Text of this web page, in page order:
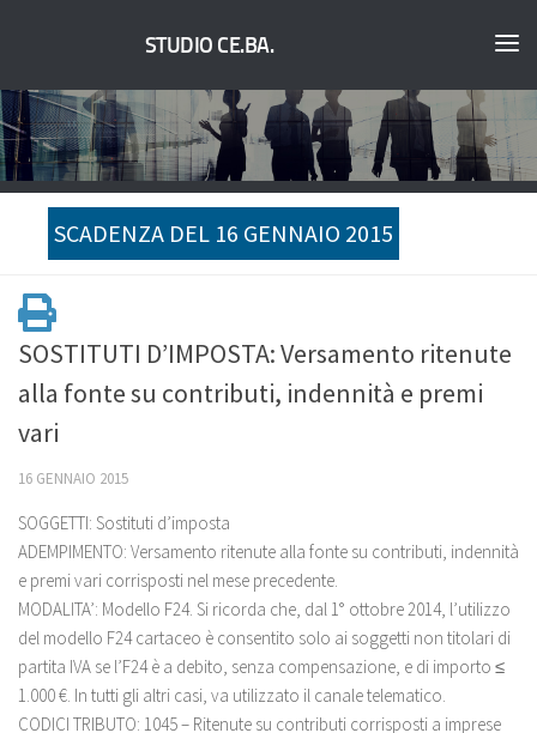
STUDIO CE.BA.
SCADENZA DEL 16 GENNAIO 2015
SOSTITUTI D’IMPOSTA: Versamento ritenute
alla fonte su contributi, indennità e premi
vari
16 GENNAIO 2015
SOGGETTI: Sostituti d’imposta
ADEMPIMENTO: Versamento ritenute alla fonte su contributi, indennità
e premi vari corrisposti nel mese precedente.
MODALITA’: Modello F24. Si ricorda che, dal 1° ottobre 2014, l’utilizzo
del modello F24 cartaceo è consentito solo ai soggetti non titolari di
partita IVA se l’F24 è a debito, senza compensazione, e di importo ≤
1.000 €. In tutti gli altri casi, va utilizzato il canale telematico.
CODICI TRIBUTO: 1045 – Ritenute su contributi corrisposti a imprese